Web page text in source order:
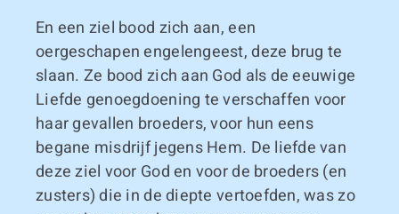
En een ziel bood zich aan, een
oergeschapen engelengeest, deze brug te
slaan. Ze bood zich aan God als de eeuwige
Liefde genoegdoening te verschaffen voor
haar gevallen broeders, voor hun eens
begane misdrijf jegens Hem. De liefde van
deze ziel voor God en voor de broeders (en
zusters) die in de diepte vertoefden, was zo